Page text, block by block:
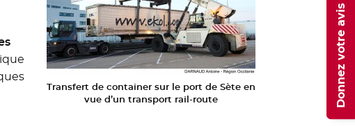
Transfert de container sur le port de Sète en
vue d’un transport rail-route
Donnez votre avis